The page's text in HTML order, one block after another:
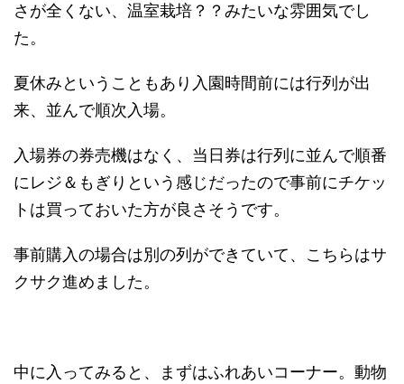
さが全くない、温室栽培？？みたいな雰囲気でし
た。
夏休みということもあり入園時間前には行列が出
来、並んで順次入場。
入場券の券売機はなく、当日券は行列に並んで順番
にレジ＆もぎりという感じだったので事前にチケッ
トは買っておいた方が良さそうです。
事前購入の場合は別の列ができていて、こちらはサ
クサク進めました。
中に入ってみると、まずはふれあいコーナー。動物